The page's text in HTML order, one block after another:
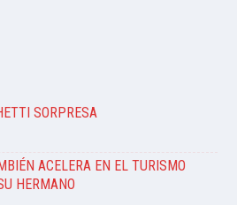
SORPRESA
ACELERA EN EL TURISMO
HERMANO